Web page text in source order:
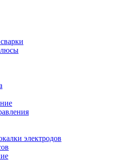
электродов